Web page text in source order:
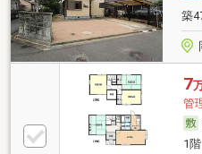
築
7
管
1